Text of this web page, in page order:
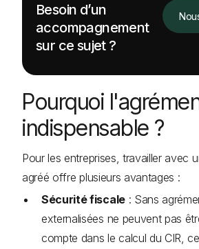
Besoin d’un
accompagnement
sur ce sujet ?
Pourquoi
indispensable ?
Pour les entreprises, travailler avec
agréé offre plusieurs avantages :
Sécurité fiscale: Sans
externalisées ne peuvent pas
compte dans le calcul du CIR,